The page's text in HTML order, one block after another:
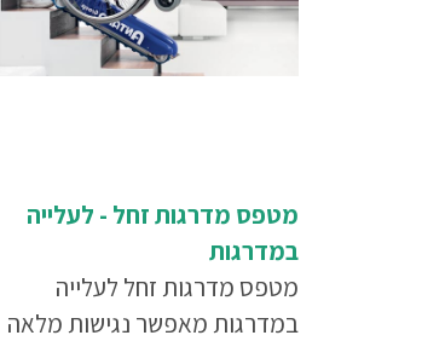
מטפס מדרגות זחל - לעלייה
במדרגות
מטפס מדרגות זחל לעלייה
במדרגות מאפשר נגישות מלאה